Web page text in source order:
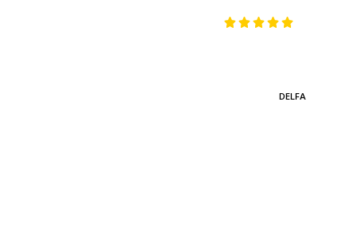
DELFA